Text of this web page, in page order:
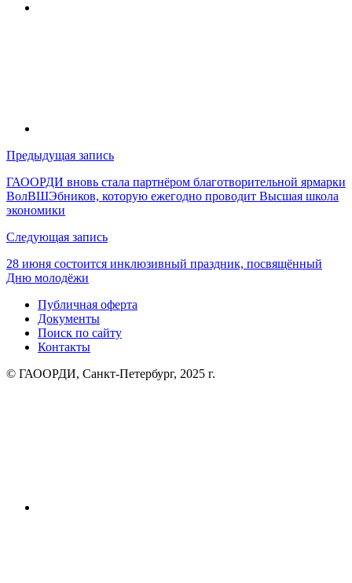
Навигация
по
записям
Предыдущая запись
ГАООРДИ вновь стала партнёром благотворительной ярмарки
ВолВШЭбников, которую ежегодно проводит Высшая школа
экономики
Следующая запись
28 июня состоится инклюзивный праздник, посвящённый
Дню молодёжи
Публичная оферта
Документы
Поиск по сайту
Контакты
© ГАООРДИ, Санкт-Петербург, 2025 г.